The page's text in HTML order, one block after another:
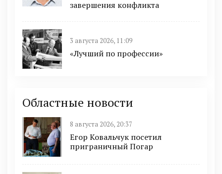
завершения конфликта
3 августа 2026, 11:09
«Лучший по профессии»
Областные новости
8 августа 2026, 20:37
Егор Ковальчук посетил
приграничный Погар